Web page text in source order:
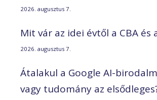
2026. augusztus 7.
Mit vár az idei évtől a CBA és
2026. augusztus 7.
Átalakul a Google AI-
vagy tudomány az